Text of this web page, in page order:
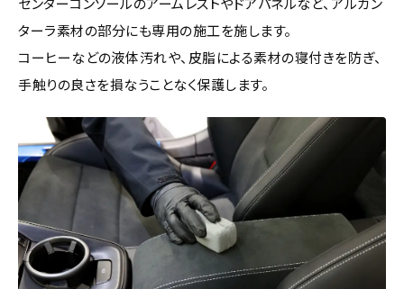
センターコンソールのアームレストやドアパネルなど、アルカン
ターラ素材の部分にも専用の施工を施します。
コーヒーなどの液体汚れや、皮脂による素材の寝付きを防ぎ、
手触りの良さを損なうことなく保護します。